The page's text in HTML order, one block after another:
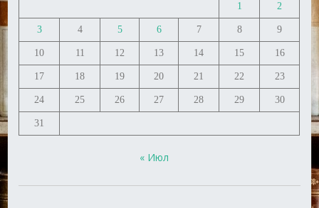
1 2
3 4 5 6 7 8 9
10 11 12 13 14 15 16
17 18 19 20 21 22 23
24 25 26 27 28 29 30
31
« Июл